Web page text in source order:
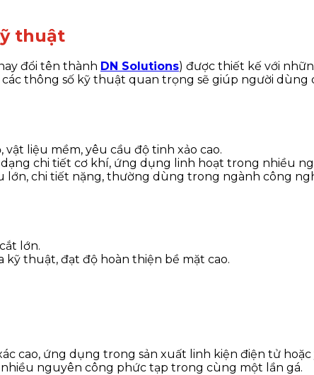
thuật
đổi tên thành DN Solutions) được thiết kế với
thông số kỹ thuật quan trọng sẽ giúp người dùng
liệu mềm, yêu cầu độ tinh xảo cao.
dạng chi tiết cơ khí, ứng dụng linh hoạt trong nhiều
lớn, chi tiết nặng, thường dùng trong ngành công
lớn.
thuật, đạt độ hoàn thiện bề mặt cao.
cao, ứng dụng trong sản xuất linh kiện điện tử hoặc
nguyên công phức tạp trong cùng một lần gá.